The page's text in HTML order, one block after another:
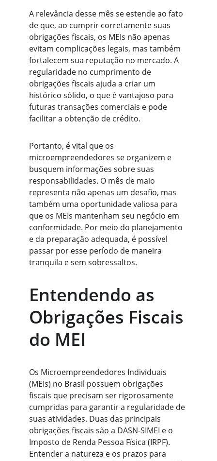
A relevância desse mês se estende ao fato
de que, ao cumprir corretamente suas
obrigações fiscais, os MEIs não apenas
evitam complicações legais, mas também
fortalecem sua reputação no mercado. A
regularidade no cumprimento de
obrigações fiscais ajuda a criar um
histórico sólido, o que é vantajoso para
futuras transações comerciais e pode
facilitar a obtenção de crédito.
Portanto, é vital que os
microempreendedores se organizem e
busquem informações sobre suas
responsabilidades. O mês de maio
representa não apenas um desafio, mas
também uma oportunidade valiosa para
que os MEIs mantenham seu negócio em
conformidade. Por meio do planejamento
e da preparação adequada, é possível
passar por esse período de maneira
tranquila e sem sobressaltos.
Entendendo as
Obrigações Fiscais
do MEI
Os Microempreendedores Individuais
(MEIs) no Brasil possuem obrigações
fiscais que precisam ser rigorosamente
cumpridas para garantir a regularidade de
suas atividades. Duas das principais
obrigações fiscais são a DASN-SIMEI e o
Imposto de Renda Pessoa Física (IRPF).
Entender a natureza e os prazos para